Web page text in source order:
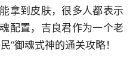
拿到皮肤，很多人都表示
配置，吉良君作为一个老
”御魂式神的通关攻略！